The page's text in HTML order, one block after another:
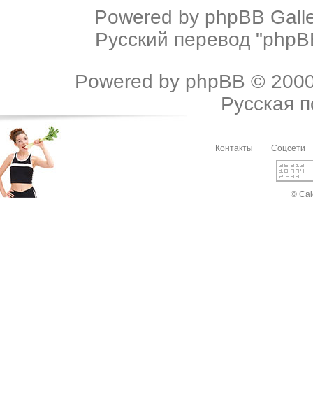
Powered by phpBB
Русский перевод
Powered by phpBB ©
Русская
Контакты Соцсети
©